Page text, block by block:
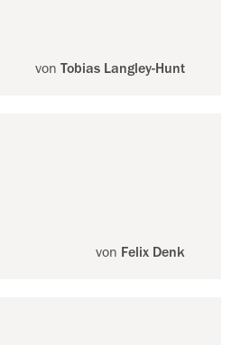
von Tobias Langley-Hunt
von Felix Denk